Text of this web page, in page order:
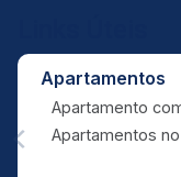
Apartamentos
Apartamento
Apartamentos